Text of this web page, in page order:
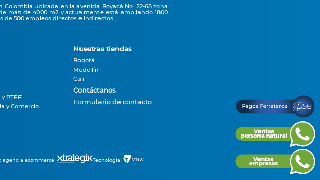
ubicada en la avenida Boyacá No. 22-68 zona
más de 4000 m2 y actualmente está ampliando 1800
500 empleos directos e indirectos.
PTEE
y Comercio
Nuestras tiendas
Bogotá
Medellín
Cali
Contáctanos
Formulario de contacto
agencia ecommerce Tecnología